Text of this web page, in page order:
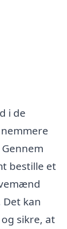
i de
bestille et
kan
sikre, at